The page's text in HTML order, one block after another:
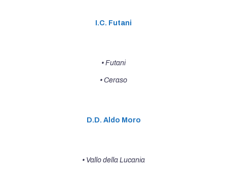
I.C. Futani
• Futani
• Ceraso
D.D. Aldo Moro
• Vallo della Lucania